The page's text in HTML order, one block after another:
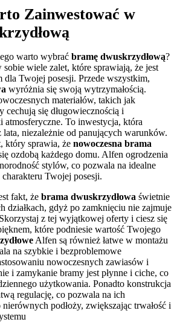
Zainwestować w
warto wybrać bramę dwuskrzydłową?
sobie wiele zalet, które sprawiają, że jest
Twojej posesji. Przede wszystkim,
wyróżnia się swoją wytrzymałością.
materiałów, takich jak
cechują się długowiecznością i
atmosferyczne. To inwestycja, która
niezależnie od panujących warunków.
który sprawia, że nowoczesna brama
ozdobą każdego domu. Alfen ogrodzenia
stylów, co pozwala na idealne
Twojej posesji.
fakt, że brama dwuskrzydłowa świetnie
działkach, gdyż po zamknięciu nie zajmuje
z tej wyjątkowej oferty i ciesz się
które podniesie wartość Twojego
Alfen są również łatwe w montażu
na szybkie i bezproblemowe
nowoczesnych zawiasów i
i zamykanie bramy jest płynne i ciche, co
użytkowania. Ponadto konstrukcja
regulację, co pozwala na ich
podłoży, zwiększając trwałość i